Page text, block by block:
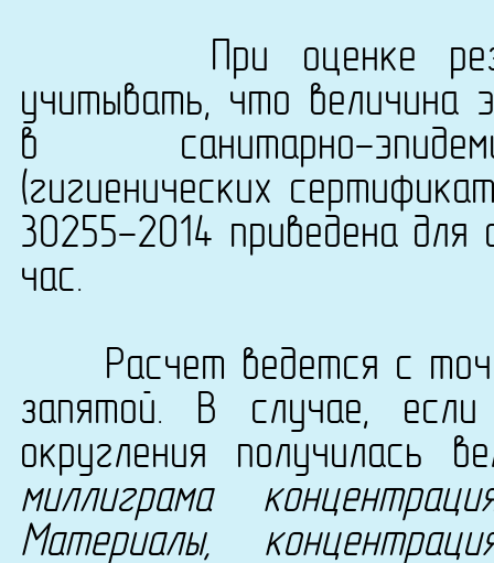
При оценке
учитывать, что величина
в санитарно-
(гигиенических
30255-2014 приведена для
час.
Расчет ведется с
запятой. В случае,
округления получилась
миллиграма
Материалы,